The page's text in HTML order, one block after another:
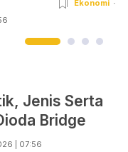
Ekonomi
Jenis Serta
Bridge
| 07:56